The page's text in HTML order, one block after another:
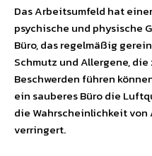
Das Arbeitsumfeld hat
psychische und physische
Büro, das regelmäßig
Schmutz und Allergene,
Beschwerden führen
ein sauberes Büro die
die Wahrscheinlichkeit
verringert.